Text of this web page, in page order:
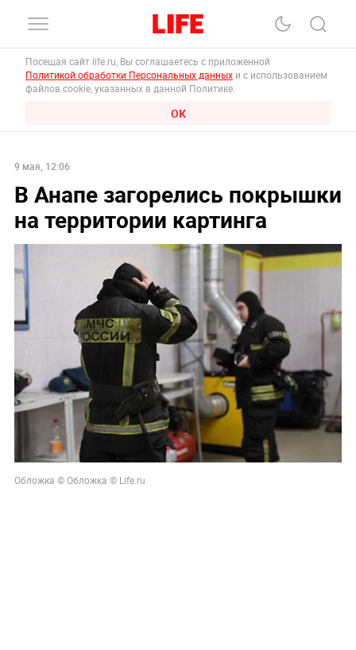
Посещая сайт life.ru, Вы соглашаетесь с приложенной
Политикой обработки Персональных данных и с использованием
файлов cookie, указанных в данной Политике.
ОК
9 мая, 12:06
В Анапе загорелись покрышки
на территории картинга
Обложка © Обложка © Life.ru